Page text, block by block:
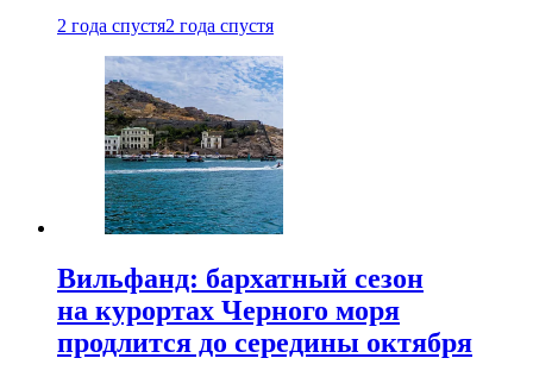
2 года спустя2 года спустя
Вильфанд: бархатный сезон
на курортах Черного моря
продлится до середины октября